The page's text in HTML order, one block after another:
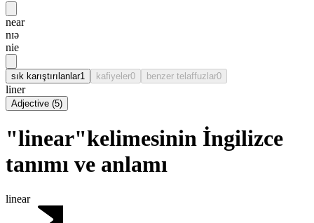
near
nɪə
nie
sık karıştırılanlar1 kafiyeler0 benzer telaffuzlar0
liner
Adjective (5)
"linear"kelimesinin İngilizce
tanımı ve anlamı
linear